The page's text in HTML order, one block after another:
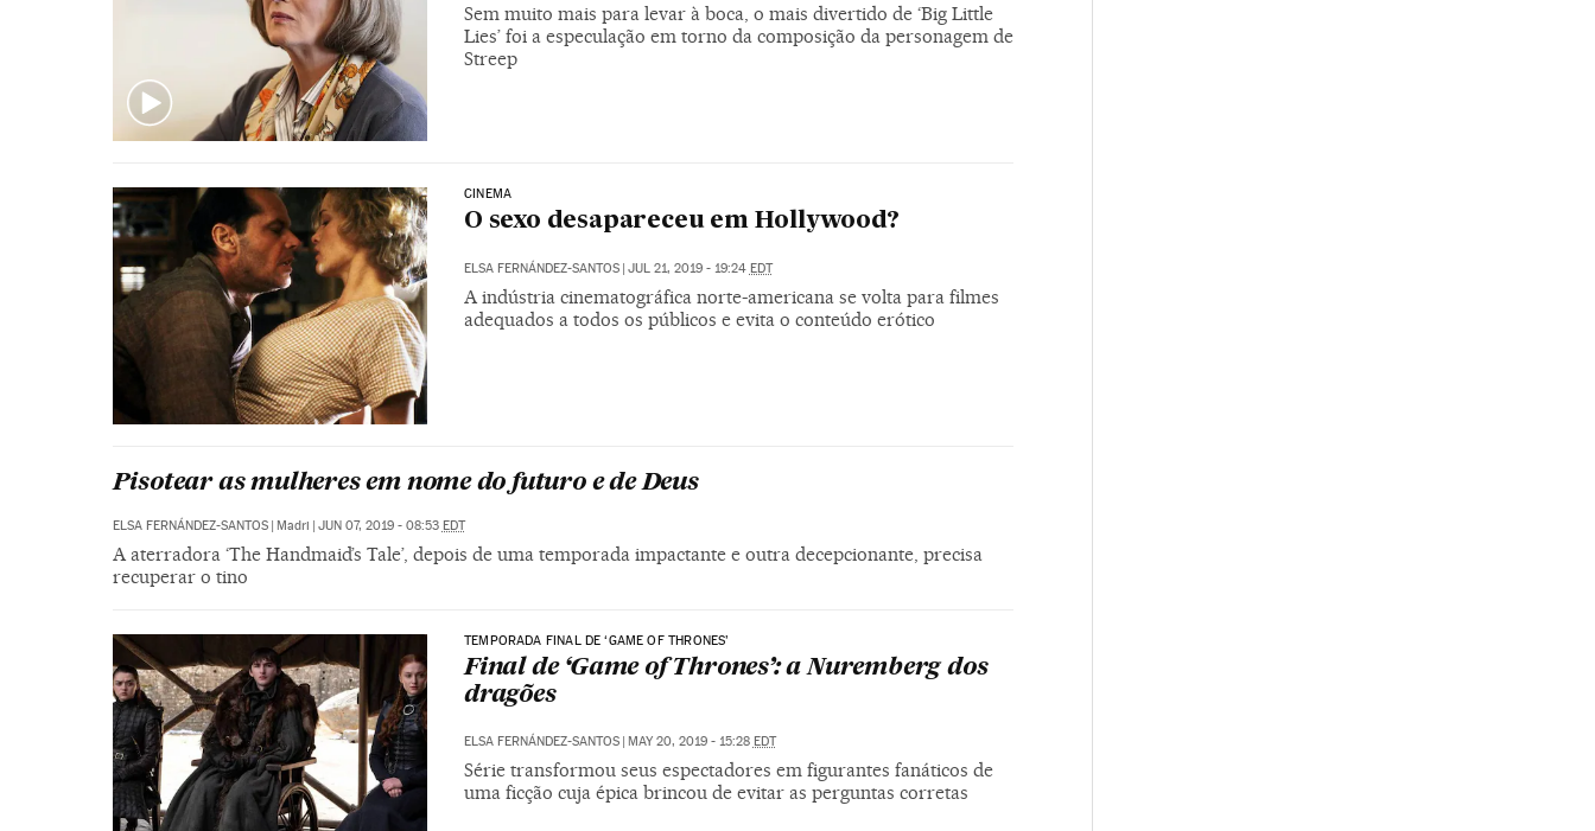
Sem muito mais para levar à boca, o mais divertido de ‘Big Little
Lies’ foi a especulação em torno da composição da personagem de
Streep
CINEMA
O sexo desapareceu em Hollywood?
ELSA FERNÁNDEZ-SANTOS JUL 21, 2019 - 19:24 EDT
A indústria cinematográfica norte-americana se volta para filmes
adequados a todos os públicos e evita o conteúdo erótico
Pisotear as mulheres em nome do futuro e de Deus
ELSA FERNÁNDEZ-SANTOS | Madri | JUN 07, 2019 - 08:53 EDT
A aterradora ‘The Handmaid’s Tale’, depois de uma temporada impactante e outra decepcionante, precisa
recuperar o tino
TEMPORADA FINAL DE ‘GAME OF THRONES’
Final de ‘Game of Thrones’: a Nuremberg dos
dragões
ELSA FERNÁNDEZ-SANTOS | MAY 20, 2019 - 15:28 EDT
Série transformou seus espectadores em figurantes fanáticos de
uma ficção cuja épica brincou de evitar as perguntas corretas